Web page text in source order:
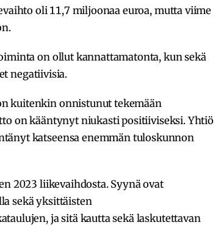
oli 11,7 miljoonaa euroa, mutta viime
on ollut kannattamatonta, kun sekä
negatiivisia.
kuitenkin onnistunut tekemään
on kääntynyt niukasti positiiviseksi. Yhtiö
katseensa enemmän tuloskunnon
2023 liikevaihdosta. Syynä ovat
sekä yksittäisten
ja sitä kautta sekä laskutettavan